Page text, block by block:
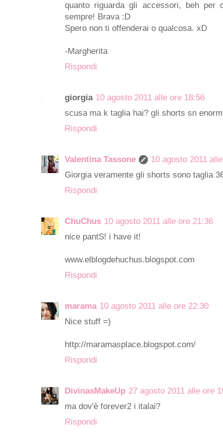
quanto riguarda gli accessori, beh per
sempre! Brava :D
Spero non ti offenderai o qualcosa. xD
-Margherita
Rispondi
giorgia 10 agosto 2011 alle ore 18:56
scusa ma k taglia hai? gli shorts sn
Rispondi
Valentina Tassone
10 agosto 2011
Giorgia veramente gli shorts sono taglia
Rispondi
ChuChus 10 agosto 2011 alle ore 21:36
nice pantS! i have it!
www.elblogdehuchus.blogspot.com
Rispondi
marama 10 agosto 2011 alle ore 22:30
Nice stuff =)
http://maramasplace.blogspot.com/
Rispondi
DivinasMakeUp 27 agosto 2011 alle ore
ma dov'è forever2 i italai?
Rispondi